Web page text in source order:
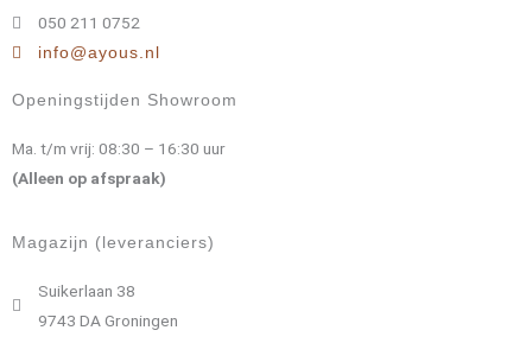
050 211 0752
info@ayous.nl
Openingstijden Showroom
Ma. t/m vrij: 08:30 – 16:30 uur
(Alleen op afspraak)
Magazijn (leveranciers)
Suikerlaan 38
9743 DA Groningen